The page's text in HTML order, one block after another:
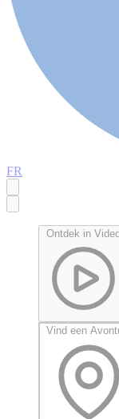
FR
Ontdek in
Vind een